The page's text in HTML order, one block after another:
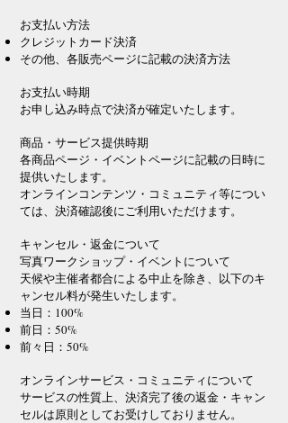
お支払い方法
クレジットカード決済
その他、各販売ページに記載の決済方法
お支払い時期
お申し込み時点で決済が確定いたします。
商品・サービス提供時期
各商品ページ・イベントページに記載の日時に
提供いたします。
オンラインコンテンツ・コミュニティ等につい
ては、決済確認後にご利用いただけます。
キャンセル・返金について
写真ワークショップ・イベントについて
天候や主催者都合による中止を除き、以下のキ
ャンセル料が発生いたします。
当日：100%
前日：50%
前々日：50%
オンラインサービス・コミュニティについて
サービスの性質上、決済完了後の返金・キャン
セルは原則としてお受けしておりません。